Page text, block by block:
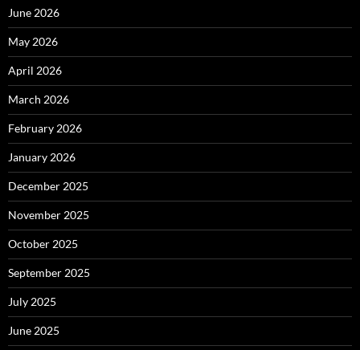
June 2026
May 2026
April 2026
March 2026
February 2026
January 2026
December 2025
November 2025
October 2025
September 2025
July 2025
June 2025